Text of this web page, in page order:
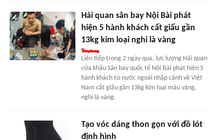
Hải quan sân bay Nội Bài phát
hiện 5 hành khách cất giấu gần
13kg kim loại nghi là vàng
Liên tiếp trong 2 ngày qua, lực lượng Hải quan
cửa khẩu Sân bay quốc tế Nội Bài phát hiện 5
hành khách từ nước ngoài nhập cảnh về Việt
Nam cất giấu gần 13kg kim loại màu vàng,
nghi là vàng.
Tạo vóc dáng thon gọn với đồ lót
định hình